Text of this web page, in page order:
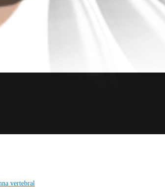
vertebral